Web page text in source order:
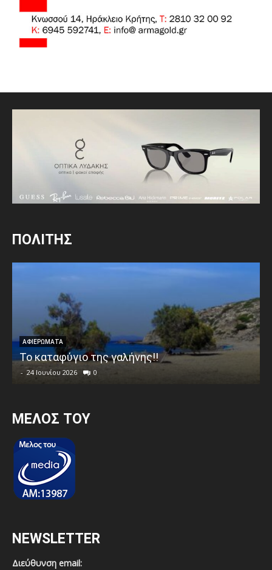
ΠΟΛΙΤΗΣ
ΑΦΙΕΡΩΜΑΤΑ
Το καταφύγιο της γαλήνης!!
- 24 Ιουνίου 2026 0
MEΛΟΣ ΤΟΥ
NEWSLETTER
Διεύθυνση email: